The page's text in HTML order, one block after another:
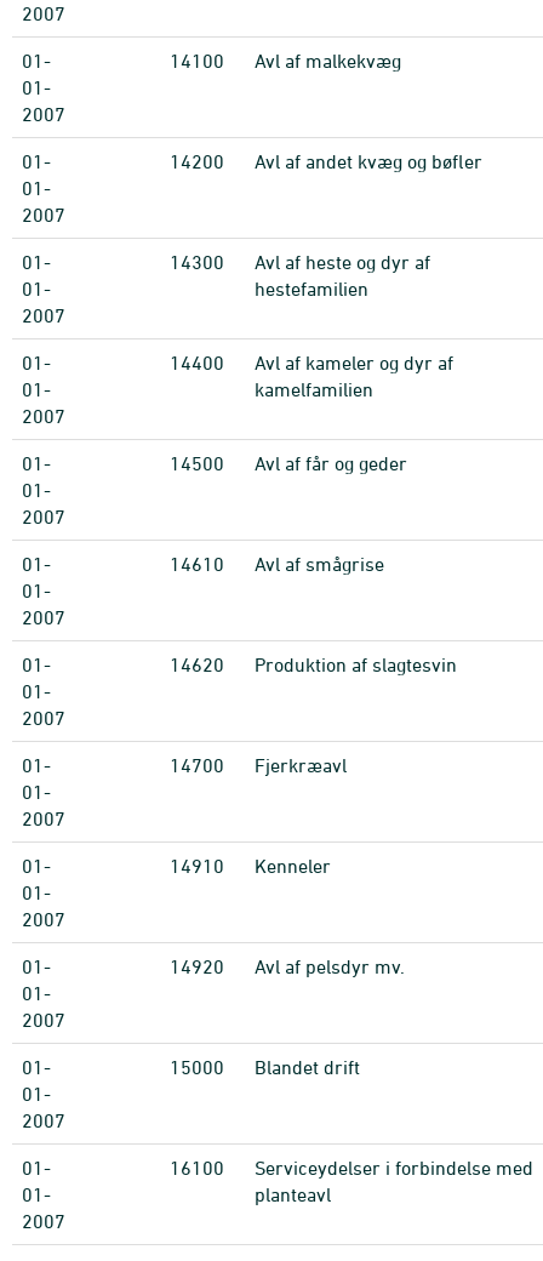
2007
01-
01-
2007
14100 Avl af malkekvæg
01-
01-
2007
14200 Avl af andet kvæg og bøfler
01-
01-
2007
14300
Avl af heste og dyr af
hestefamilien
01-
01-
2007
14400
Avl af kameler og dyr af
kamelfamilien
01-
01-
2007
14500 Avl af får og geder
01-
01-
2007
14610 Avl af smågrise
01-
01-
2007
14620 Produktion af slagtesvin
01-
01-
2007
14700 Fjerkræavl
01-
01-
2007
14910 Kenneler
01-
01-
2007
14920 Avl af pelsdyr mv.
01-
01-
2007
15000 Blandet drift
01-
01-
2007
16100
Serviceydelser i forbindelse med
planteavl